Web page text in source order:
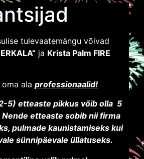
tulevaatemängu võivad
ja Krista Palm FIRE
ala professionaalid!
5) etteaste pikkus võib olla 5
etteaste sobib nii firma
pulmade kaunistamiseks kui
sünnipäevale üllatuseks.